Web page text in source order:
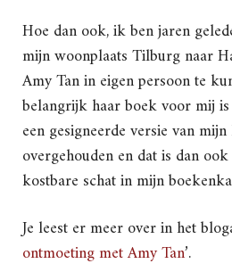
Hoe dan ook, ik ben jaren
mijn woonplaats Tilburg naar
Amy Tan in eigen persoon te
belangrijk haar boek voor mij
een gesigneerde versie van
overgehouden en dat is dan
kostbare schat in mijn
Je leest er meer over in het
ontmoeting met Amy Tan’.